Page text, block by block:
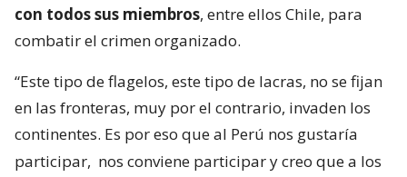
con todos sus miembros, entre ellos Chile, para
combatir el crimen organizado.
“Este tipo de flagelos, este tipo de lacras, no se fijan
en las fronteras, muy por el contrario, invaden los
continentes. Es por eso que al Perú nos gustaría
participar, nos conviene participar y creo que a los